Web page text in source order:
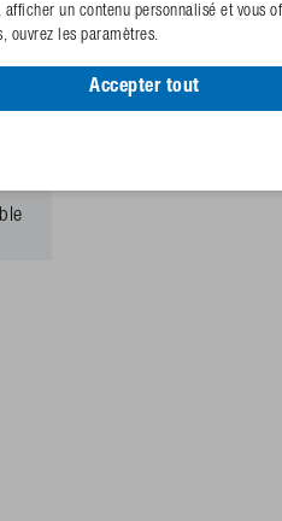
mur pour
130.7051
un contenu personnalisé et vous
ouvrez les paramètres.
Accepter tout